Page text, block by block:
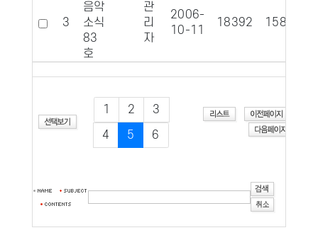
3
음악
소식
83
호
관
리
자
2006-
10-11
18392 1587
1 2
3
4
5 6